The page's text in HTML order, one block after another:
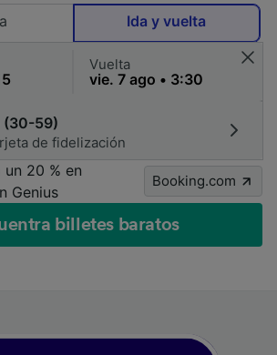
Ida y vuelta
Vuelta
(30-59)
de fidelización
20 % en
Genius
Booking.com
billetes baratos